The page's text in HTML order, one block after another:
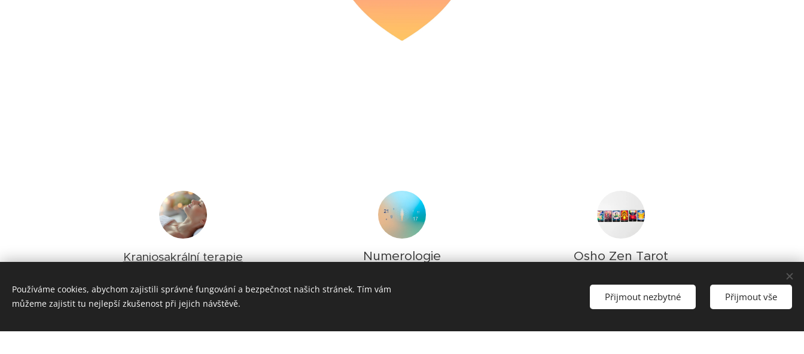
Kraniosakrální terapie Numerologie Osho Zen Tarot
Používáme cookies, abychom zajistili správné fungování a bezpečnost našich stránek. Tím vám
můžeme zajistit tu nejlepší zkušenost při jejich návštěvě.
Přijmout nezbytné Přijmout vše